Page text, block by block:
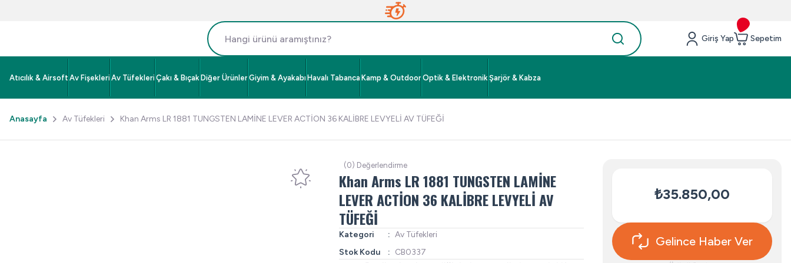
Giriş Yap Sepetim
Atıcılık & Airsoft Av Fişekleri Av Tüfekleri Çakı & Bıçak Diğer Ürünler Giyim & Ayakabı Havalı Tabanca Kamp & Outdoor Optik & Elektronik Şarjör & Kabza
Anasayfa Av Tüfekleri Khan Arms LR 1881 TUNGSTEN LAMİNE LEVER ACTİON 36 KALİBRE LEVYELİ AV TÜFEĞİ
(0) Değerlendirme
Khan Arms LR 1881 TUNGSTEN LAMİNE
LEVER ACTİON 36 KALİBRE LEVYELİ AV
TÜFEĞİ
Kategori
Av Tüfekleri
Stok Kodu
CB0337
₺35.850,00
Gelince Haber Ver